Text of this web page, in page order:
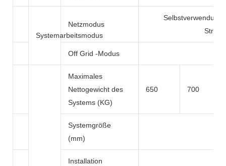
Systemarbeitsmodus
Netzmodus
Off Grid -Modus
Maximales
Nettogewicht des
Systems (KG)
650 700
Systemgröße
(mm)
Installation